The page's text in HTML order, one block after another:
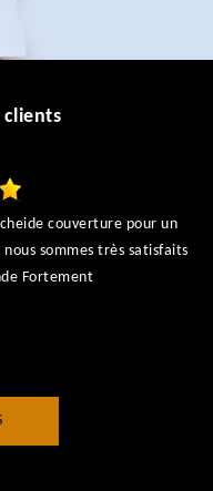
clients
couverture pour un
sommes très satisfaits
Fortement